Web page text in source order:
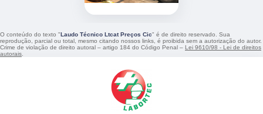
O conteúdo do texto "Laudo Técnico Ltcat Preços Cic" é de direito reservado. Sua
reprodução, parcial ou total, mesmo citando nossos links, é proibida sem a autorização do autor.
Crime de violação de direito autoral – artigo 184 do Código Penal – Lei 9610/98 - Lei de direitos
autorais